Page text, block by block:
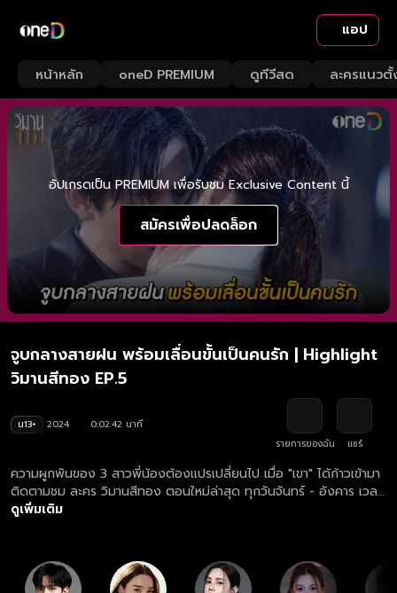
แอป
หน้าหลัก oneD PREMIUM ดูทีวีสด ละครแนวตั้
อัปเกรดเป็น PREMIUM เพื่อรับชม Exclusive Content นี้
สมัครเพื่อปลดล็อก
จูบกลางสายฝน พร้อมเลื่อนขั้นเป็นคนรัก | Highlight
วิมานสีทอง EP.5
น13+ 2024
0:02:42 นาที
รายการของฉัน
แชร์
ความผูกพันของ 3 สาวพี่น้องต้องแปรเปลี่ยนไป เมื่อ "เขา" ได้ก้าวเข้ามา
ติดตามชม ละคร วิมานสีทอง ตอนใหม่ล่าสุด ทุกวันจันทร์ - อังคาร เวลา
20:30 น. ทางช่องวัน 31 ดูย้อนหลัง ละคร วิมานสีทอง ครบทุกตอน
ดูเพิ่มเติม